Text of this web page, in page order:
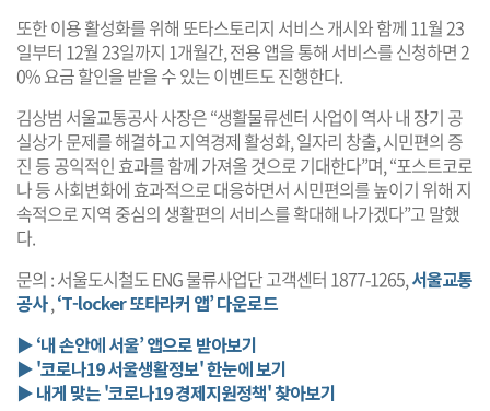
또한 이용 활성화를 위해 또타스토리지 서비스 개시와 함께 11월 23
일부터 12월 23일까지 1개월간, 전용 앱을 통해 서비스를 신청하면 2
0% 요금 할인을 받을 수 있는 이벤트도 진행한다.
김상범 서울교통공사 사장은 “생활물류센터 사업이 역사 내 장기 공
실상가 문제를 해결하고 지역경제 활성화, 일자리 창출, 시민편의 증
진 등 공익적인 효과를 함께 가져올 것으로 기대한다”며, “포스트코로
나 등 사회변화에 효과적으로 대응하면서 시민편의를 높이기 위해 지
속적으로 지역 중심의 생활편의 서비스를 확대해 나가겠다”고 말했
다.
문의 : 서울도시철도 ENG 물류사업단 고객센터 1877-1265,서울교통
공사,‘T-locker 또타라커 앱’ 다운로드
▶ ‘내 손안에 서울’ 앱으로 받아보기
▶ '코로나19 서울생활정보' 한눈에 보기
▶ 내게 맞는 '코로나19 경제지원정책' 찾아보기